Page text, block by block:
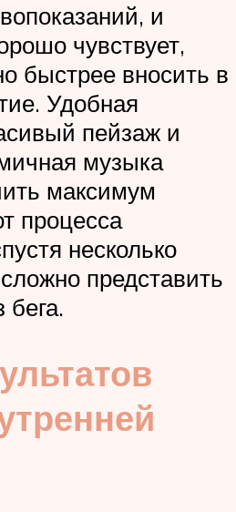
и
чувствует,
быстрее вносить в
Удобная
пейзаж и
музыка
максимум
процесса
несколько
представить